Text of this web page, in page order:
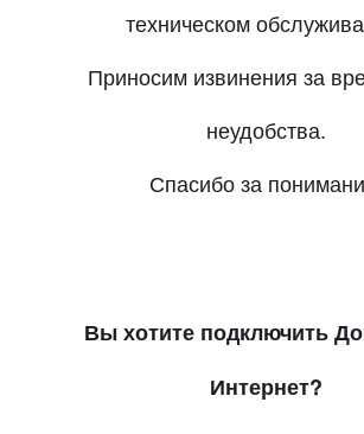
техническом
Приносим извинения за
неудобства.
Спасибо за
Вы хотите подключить
Интернет?